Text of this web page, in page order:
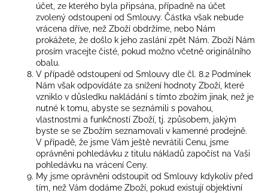
účet, ze kterého byla připsána, případně na účet
zvolený odstoupení od Smlouvy. Částka však nebude
vrácena dříve, než Zboží obdržíme, nebo Nám
prokážete, že došlo k jeho zaslání zpět Nám. Zboží Nám
prosím vracejte čisté, pokud možno včetně originálního
obalu.
V případě odstoupení od Smlouvy dle čl. 8.2 Podmínek
Nám však odpovídáte za snížení hodnoty Zboží, které
vzniklo v důsledku nakládání s tímto zbožím jinak, než je
nutné k tomu, abyste se seznámili s povahou,
vlastnostmi a funkčností Zboží, tj. způsobem, jakým
byste se se Zbožím seznamovali v kamenné prodejně.
V případě, že jsme Vám ještě nevrátili Cenu, jsme
oprávněni pohledávku z titulu nákladů započíst na Vaši
pohledávku na vrácení Ceny.
My jsme oprávněni odstoupit od Smlouvy kdykoliv před
tím, než Vám dodáme Zboží, pokud existují objektivní